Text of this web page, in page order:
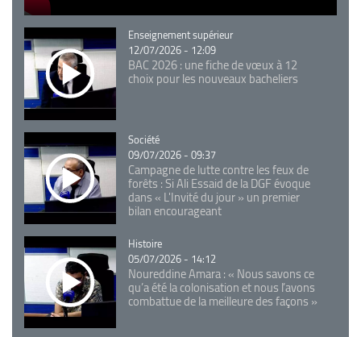
Catégorie
Enseignement supérieur
12/07/2026 - 12:09
BAC 2026 : une fiche de vœux à 12
choix pour les nouveaux bacheliers
Catégorie
Société
09/07/2026 - 09:37
Campagne de lutte contre les feux de
forêts : Si Ali Essaid de la DGF évoque
dans « L'Invité du jour » un premier
bilan encourageant
Catégorie
Histoire
05/07/2026 - 14:12
Noureddine Amara : « Nous savons ce
qu’a été la colonisation et nous l’avons
combattue de la meilleure des façons »